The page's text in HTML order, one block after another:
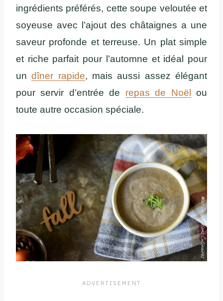
ingrédients préférés, cette soupe veloutée et
soyeuse avec l’ajout des châtaignes a une
saveur profonde et terreuse. Un plat simple
et riche parfait pour l’automne et idéal pour
undîner rapide, mais aussi assez élégant
pour servir d’entrée de repas de Noël
ou
toute autre occasion spéciale.